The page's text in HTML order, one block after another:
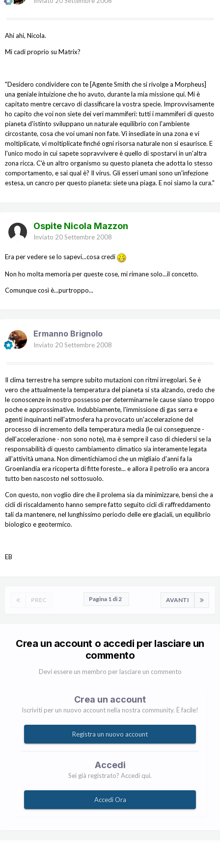
Ahi ahi, Nicola.
Mi cadi proprio su Matrix?
"Desidero condividere con te [Agente Smith che si rivolge a Morpheus]
una geniale intuizione che ho avuto, durante la mia missione qui. Mi è
capitato mentre cercavo di classificare la vostra specie. Improvvisamente
ho capito che voi non siete dei veri mammiferi: tutti i mammiferi di questo
pianeta d'istinto sviluppano un naturale equilibrio con l'ambiente
circostante, cosa che voi umani non fate. Vi insediate in una zona e vi
moltiplicate, vi moltiplicate finché ogni risorsa naturale non si esaurisce. E
l'unico modo in cui sapete sopravvivere è quello di spostarvi in un'altra
zona ricca. C'è un altro organismo su questo pianeta che adotta lo stesso
comportamento, e sai qual è? Il virus. Gli esseri umani sono un'infezione
estesa, un cancro per questo pianeta: siete una piaga. E noi siamo la cura."
Ospite Nicola Mazzon
Inviato 20 Settembre 2008
Era per vedere se lo sapevi...cosa credi
Non ho molta memoria per queste cose, mi rimane solo...il concetto.
Comunque così è...purtroppo...
Ermanno Brignolo
Inviato 20 Settembre 2008
Il clima terrestre ha sempre subito mutazioni con ritmi irregolari. Se è
vero che attualmente la temperatura del pianeta si sta alzando, credo che
le conoscenze in nostro possesso per determinarne le cause siano troppo
poche e approssimative. Indubbiamente, l'immissione di gas serra e
agenti inquinanti nell'atmosfera ha provocato un'accelerazione del
processo di incremento della temperatura media (le cui conseguenze -
dell'accelerazione - non sono note), ma è sempre il caso di chiedersi se la
responsabilità di questo cambiamento climatico sia interamente legata
all'attività umana. Non dimentichiamoci che un migliaio d'anni fa la
Groenlandia era ricoperta di fitte foreste... e allora il petrolio era ancora
tutto ben nascosto nel sottosuolo.
Con questo, non voglio dire che il prolema sia da minimizzare, bensì che a
cicli di riscaldamento hanno sempre fatto seguito cicli di raffreddamento
tali da mantenere, nel lunghissimo periodo delle ere glaciali, un equilibrio
biologico e geotermico.
EB
PREC AVANTI
Pagina 1 di 2
Crea un account o accedi per lasciare un
commento
Devi essere un membro per lasciare un commento
Crea un account
Iscriviti per un nuovo account nella nostra community. È facile!
Registra un nuovo account
Accedi
Sei già registrato? Accedi qui.
Accedi Ora